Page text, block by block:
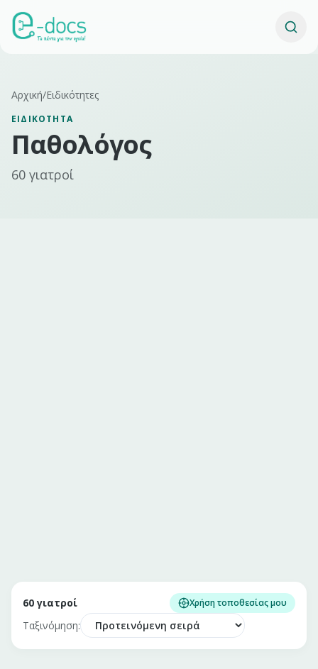
Αρχική/Ειδικότητες
ΕΙΔΙΚΌΤΗΤΑ
Παθολόγος
60 γιατροί
60 γιατροί Χρήση τοποθεσίας μου
Ταξινόμηση: